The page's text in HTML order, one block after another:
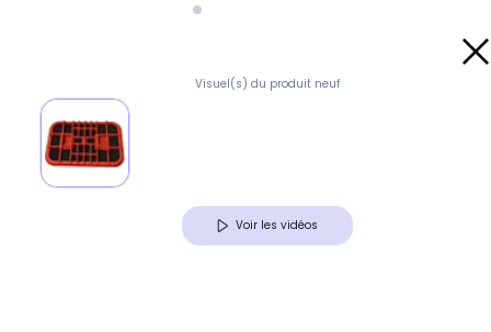
Visuel(s) du produit neuf
Voir les vidéos